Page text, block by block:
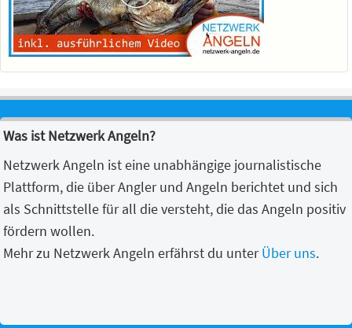
Was ist Netzwerk Angeln?
Netzwerk Angeln ist eine unabhängige journalistische
Plattform, die über Angler und Angeln berichtet und sich
als Schnittstelle für all die versteht, die das Angeln positiv
fördern wollen.
Mehr zu Netzwerk Angeln erfährst du unterÜber uns.